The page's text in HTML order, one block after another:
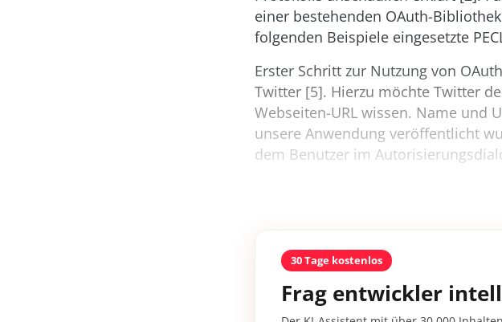
einer bestehenden OAuth-
folgenden Beispiele eingesetzte
Erster Schritt zur Nutzung von
Twitter [5]. Hierzu möchte Twitter
Webseiten-URL wissen. Name und
unsere Anwendung veröffentlicht
dem Benutzer im
30 Tage kostenlos
Frag entwickler